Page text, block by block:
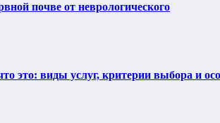
почве от неврологического
это: виды услуг, критерии выбора и